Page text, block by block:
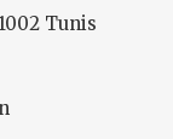
Tunis